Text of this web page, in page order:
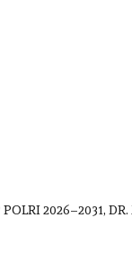
2026–2031,